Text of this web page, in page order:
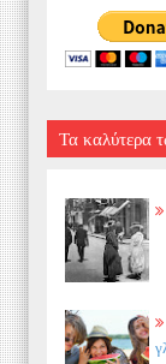
Τα καλύτερα